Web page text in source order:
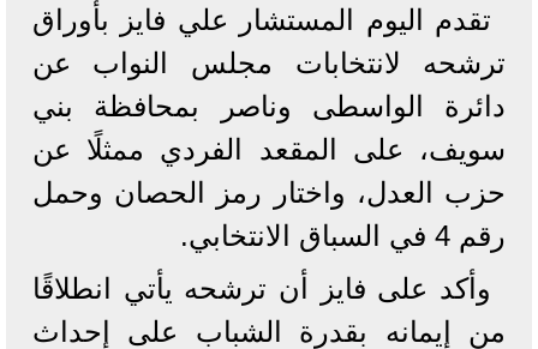
تقدم اليوم المستشار علي فايز بأوراق
ترشحه لانتخابات مجلس النواب عن
دائرة الواسطى وناصر بمحافظة بني
سويف، على المقعد الفردي ممثلًا عن
حزب العدل، واختار رمز الحصان وحمل
رقم 4 في السباق الانتخابي.
وأكد على فايز أن ترشحه يأتي انطلاقًا
من إيمانه بقدرة الشباب على إحداث